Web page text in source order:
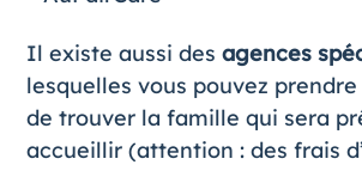
Il existe aussi des agences
lesquelles vous pouvez
de trouver la famille qui sera
accueillir (attention : des frais